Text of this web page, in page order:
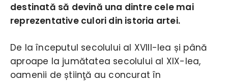
destinată să devină una dintre cele mai
reprezentative culori din istoria artei.
De la începutul secolului al XVIII-lea și până
aproape la jumătatea secolului al XIX-lea,
oamenii de știinţă au concurat în